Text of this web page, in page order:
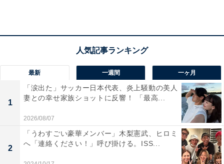
最新 一週間 一ヶ月
1
「涙出た」サッカー日本代表、炎上騒動の美人
妻との幸せ家族ショットに反響！ 「最高...
2026/08/07
2
「うわすごい豪華メンバー」木梨憲武、ヒロミ
へ「連絡ください！」呼び掛ける。ISS...